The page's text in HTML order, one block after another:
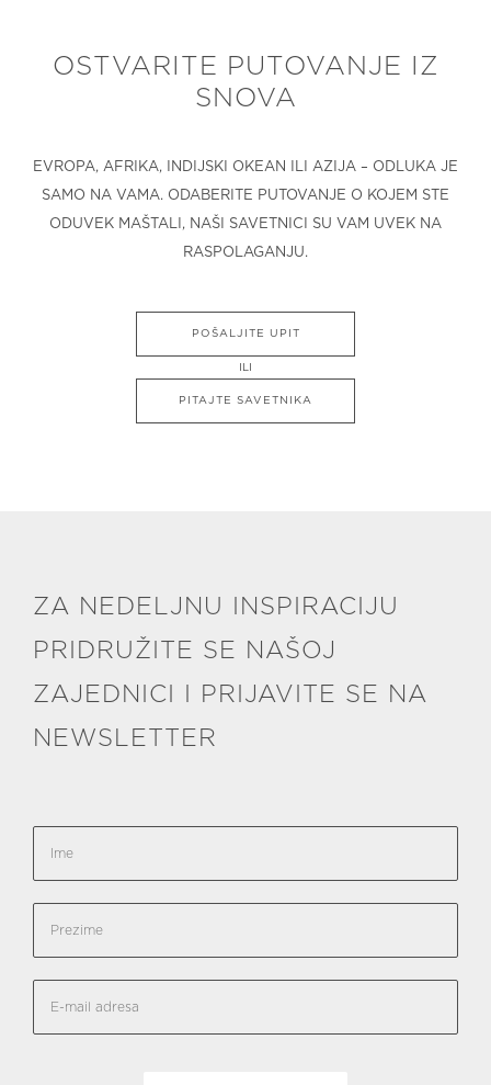
OSTVARITE PUTOVANJE IZ
SNOVA
EVROPA, AFRIKA, INDIJSKI OKEAN ILI AZIJA – ODLUKA JE
SAMO NA VAMA. ODABERITE PUTOVANJE O KOJEM STE
ODUVEK MAŠTALI, NAŠI SAVETNICI SU VAM UVEK NA
RASPOLAGANJU.
POŠALJITE UPIT
ILI
PITAJTE SAVETNIKA
ZA NEDELJNU INSPIRACIJU
PRIDRUŽITE SE NAŠOJ
ZAJEDNICI I PRIJAVITE SE NA
NEWSLETTER